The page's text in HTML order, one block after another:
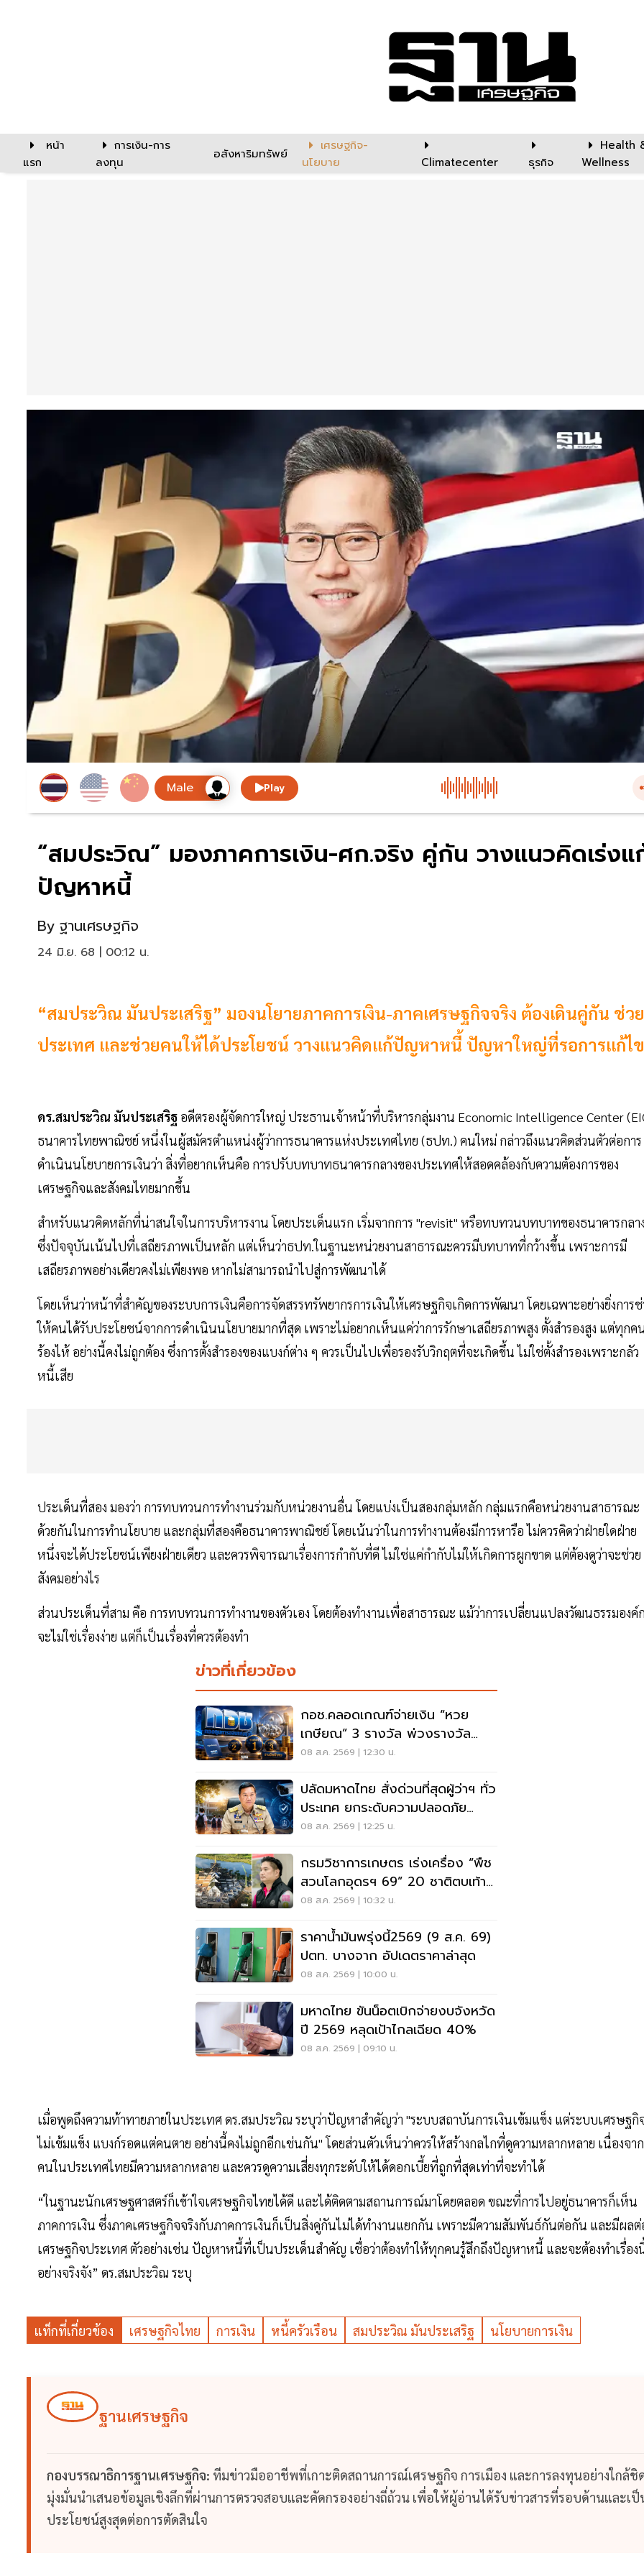
หน้า
แรก
การเงิน-การ
ลงทุน
อสังหาริมทรัพย์
เศรษฐกิจ-
นโยบาย
Climatecenter ธุรกิจ
Health
Wellness
Play
“สมประวิณ” มองภาคการเงิน-ศก.จริง คู่กัน วางแนวคิดเร่งแ
ปัญหาหนี้
By ฐานเศรษฐกิจ
24 มิ.ย. 68 | 00:12 น.
“สมประวิณ มันประเสริฐ” มองนโยายภาคการเงิน-ภาคเศรษฐกิจจริง ต้องเดินคู่กัน ช่วย
ประเทศ และช่วยคนให้ได้ประโยชน์ วางแนวคิดแก้ปัญหาหนี้ ปัญหาใหญ่ที่รอการแก้ไข
ดร.สมประวิณ มันประเสริฐ อดีตรองผู้จัดการใหญ่ ประธานเจ้าหน้าที่บริหารกลุ่มงาน Economic Intelligence Center
ธนาคารไทยพาณิชย์ หนึ่งในผู้สมัครตำแหน่งผู้ว่าการธนาคารแห่งประเทศไทย (ธปท.) คนใหม่ กล่าวถึงแนวคิดส่วนตัวต่อการ
ดำเนินนโยบายการเงินว่า สิ่งที่อยากเห็นคือ การปรับบทบาทธนาคารกลางของประเทศให้สอดคล้องกับความต้องการของ
เศรษฐกิจและสังคมไทยมากขึ้น
สำหรับแนวคิดหลักที่น่าสนใจในการบริหารงาน โดยประเด็นแรก เริ่มจากการ "revisit" หรือทบทวนบทบาทของธนาคารกลา
ซึ่งปัจจุบันเน้นไปที่เสถียรภาพเป็นหลัก แต่เห็นว่าธปท.ในฐานะหน่วยงานสาธารณะควรมีบทบาทที่กว้างขึ้น เพราะการมี
เสถียรภาพอย่างเดียวคงไม่เพียงพอ หากไม่สามารถนำไปสู่การพัฒนาได้
โดยเห็นว่าหน้าที่สำคัญของระบบการเงินคือการจัดสรรทรัพยากรการเงินให้เศรษฐกิจเกิดการพัฒนา โดยเฉพาะอย่างยิ่งการ
ให้คนได้รับประโยชน์จากการดำเนินนโยบายมากที่สุด เพราะไม่อยากเห็นแค่ว่าการรักษาเสถียรภาพสูง ตั้งสำรองสูง แต่ทุกค
ร้องไห้ อย่างนี้คงไม่ถูกต้อง ซึ่งการตั้งสำรองของแบงก์ต่าง ๆ ควรเป็นไปเพื่อรองรับวิกฤตที่จะเกิดขึ้น ไม่ใช่ตั้งสำรองเพราะกลัว
หนี้เสีย
ประเด็นที่สอง มองว่า การทบทวนการทำงานร่วมกับหน่วยงานอื่น โดยแบ่งเป็นสองกลุ่มหลัก กลุ่มแรกคือหน่วยงานสาธารณะ
ด้วยกันในการทำนโยบาย และกลุ่มที่สองคือธนาคารพาณิชย์ โดยเน้นว่าในการทำงานต้องมีการหารือ ไม่ควรคิดว่าฝ่ายใดฝ่าย
หนึ่งจะได้ประโยชน์เพียงฝ่ายเดียว และควรพิจารณาเรื่องการกำกับที่ดี ไม่ใช่แค่กำกับไม่ให้เกิดการผูกขาด แต่ต้องดูว่าจะช่วย
สังคมอย่างไร
ส่วนประเด็นที่สาม คือ การทบทวนการทำงานของตัวเอง โดยต้องทำงานเพื่อสาธารณะ แม้ว่าการเปลี่ยนแปลงวัฒนธรรมองค์
จะไม่ใช่เรื่องง่าย แต่ก็เป็นเรื่องที่ควรต้องทำ
ข่าวที่เกี่ยวข้อง
กอช.คลอดเกณฑ์จ่ายเงิน “หวย
เกษียณ” 3 รางวัล พ่วงรางวัล
พิเศษ
08 ส.ค. 2569 | 12:30 น.
ปลัดมหาดไทย สั่งด่วนที่สุดผู้ว่าฯ ทั่ว
ประเทศ ยกระดับความปลอดภัย
โรงเรียน
08 ส.ค. 2569 | 12:25 น.
กรมวิชาการเกษตร เร่งเครื่อง “พืช
สวนโลกอุดรฯ 69” 20 ชาติตบเท้า
ร่วมโชว์นวัตกรรม
08 ส.ค. 2569 | 10:32 น.
ราคาน้ำมันพรุ่งนี้2569 (9 ส.ค. 69)
ปตท. บางจาก อัปเดตราคาล่าสุด
08 ส.ค. 2569 | 10:00 น.
มหาดไทย ขันน็อตเบิกจ่ายงบจังหวัด
ปี 2569 หลุดเป้าไกลเฉียด 40%
08 ส.ค. 2569 | 09:10 น.
เมื่อพูดถึงความท้าทายภายในประเทศ ดร.สมประวิณ ระบุว่าปัญหาสำคัญว่า "ระบบสถาบันการเงินเข้มแข็ง แต่ระบบเศรษฐกิ
ไม่เข้มแข็ง แบงก์รอดแต่คนตาย อย่างนี้คงไม่ถูกอีกเช่นกัน" โดยส่วนตัวเห็นว่าควรให้สร้างกลไกที่ดูความหลากหลาย เนื่องจาก
คนในประเทศไทยมีความหลากหลาย และควรดูความเสี่ยงทุกระดับให้ได้ดอกเบี้ยที่ถูกที่สุดเท่าที่จะทำได้
“ในฐานะนักเศรษฐศาสตร์ก็เข้าใจเศรษฐกิจไทยได้ดี และได้ติดตามสถานการณ์มาโดยตลอด ขณะที่การไปอยู่ธนาคารก็เห็น
ภาคการเงิน ซึ่งภาคเศรษฐกิจจริงกับภาคการเงินก็เป็นสิ่งคู่กันไม่ได้ทำงานแยกกัน เพราะมีความสัมพันธ์กันต่อกัน และมีผล
เศรษฐกิจประเทศ ตัวอย่างเช่น ปัญหาหนี้ที่เป็นประเด็นสำคัญ เชื่อว่าต้องทำให้ทุกคนรู้สึกถึงปัญหาหนี้ และจะต้องทำเรื่อง
อย่างจริงจัง” ดร.สมประวิณ ระบุ
แท็กที่เกี่ยวข้อง เศรษฐกิจไทย การเงิน หนี้ครัวเรือน สมประวิณ มันประเสริฐ นโยบายการเงิน
ฐานเศรษฐกิจ
กองบรรณาธิการฐานเศรษฐกิจ: ทีมข่าวมืออาชีพที่เกาะติดสถานการณ์เศรษฐกิจ การเมือง และการลงทุนอย่างใกล้ชิ
มุ่งมั่นนำเสนอข้อมูลเชิงลึกที่ผ่านการตรวจสอบและคัดกรองอย่างถี่ถ้วน เพื่อให้ผู้อ่านได้รับข่าวสารที่รอบด้านและเป็
ประโยชน์สูงสุดต่อการตัดสินใจ